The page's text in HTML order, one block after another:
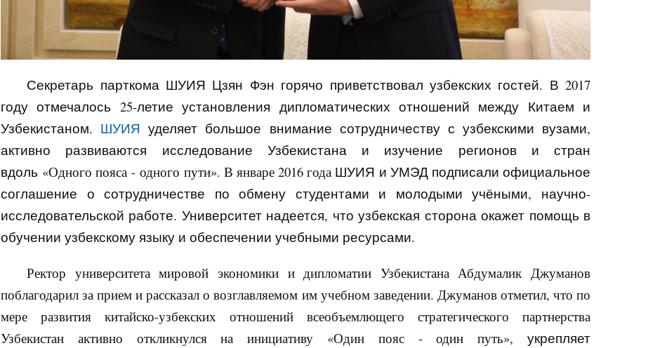
Секретарь парткома ШУИЯ Цзян Фэн горячо приветствовал узбекских гостей. В 2017
году отмечалось 25-летие установления дипломатических отношений между Китаем и
Узбекистаном. ШУИЯ уделяет большое внимание сотрудничеству с узбекскими вузами,
активно развиваются
исследование Узбекистана и изучение регионов и стран
вдоль «Одного пояса - одного пути». В январе 2016 года ШУИЯ и УМЭД подписали официальное
соглашение о сотрудничестве по обмену студентами и молодыми учёными, научно-
исследовательской работе. Университет надеется, что узбекская сторона окажет помощь в
обучении узбекскому языку и обеспечении учебными ресурсами.
Ректор университета мировой экономики и дипломатии УзбекистанаАбдумалик Джуманов
поблагодарил за прием и рассказал о возглавляемом им учебном заведении. Джуманов отметил, что по
мере развития китайско-узбекских отношений всеобъемлющего стратегического партнерства
Узбекистан активно откликнулся на инициативу «Один пояс - один путь», укрепляет